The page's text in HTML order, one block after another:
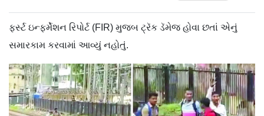
ફર્સ્ટ ઇન્ફર્મેશન રિપોર્ટ (FIR) મુજબ ટ્રૅક ડૅમેજ હોવા છતાં એનું
સમારકામ કરવામાં આવ્યું નહોતું.